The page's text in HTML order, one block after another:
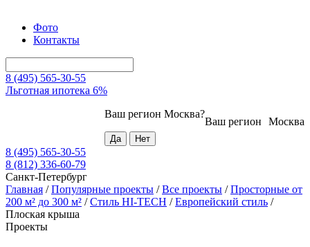
Фото
Контакты
8 (495) 565-30-55
Льготная ипотека 6%
Москва
Ваш регион
Ваш регион Москва?
8 (495) 565-30-55
8 (812) 336-60-79
Санкт-Петербург
Главная /Популярные проекты /Все проекты /Просторные от
200 м² до 300 м² /Стиль HI-TECH /Европейский стиль /
Плоская крыша
Проекты